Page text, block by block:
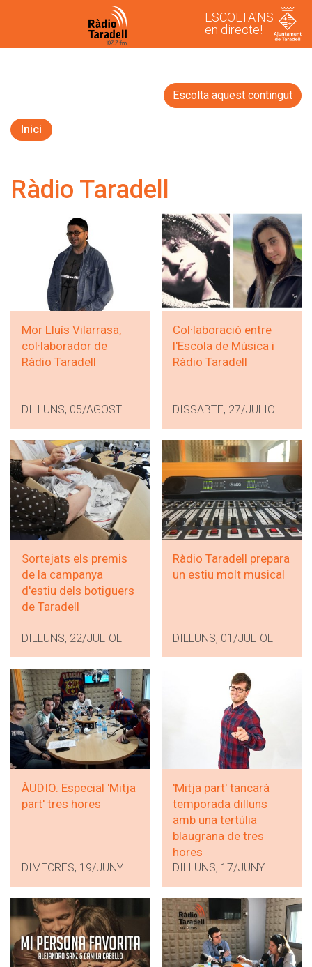
ESCOLTA'NS
en directe!
Escolta aquest contingut
Inici
Ràdio Taradell
Mor Lluís Vilarrasa,
col·laborador de
Ràdio Taradell
DILLUNS, 05/AGOST
Col·laboració entre
l'Escola de Música i
Ràdio Taradell
DISSABTE, 27/JULIOL
Sortejats els premis
de la campanya
d'estiu dels botiguers
de Taradell
DILLUNS, 22/JULIOL
Ràdio Taradell prepara
un estiu molt musical
DILLUNS, 01/JULIOL
ÀUDIO. Especial 'Mitja
part' tres hores
DIMECRES, 19/JUNY
'Mitja part' tancarà
temporada dilluns
amb una tertúlia
blaugrana de tres
hores
DILLUNS, 17/JUNY